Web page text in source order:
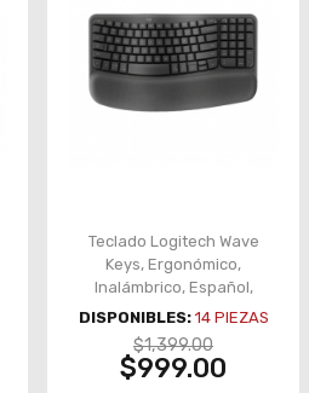
Teclado Logitech Wave
Keys, Ergonómico,
Inalámbrico, Español,
Reposamuñecas – 920-
012278
DISPONIBLES: 14PIEZAS
$1,399.00
$999.00